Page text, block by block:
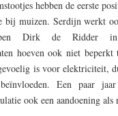
hebben de eerste
bij muizen. Serdijn werkt
Dirk de Ridder
hoeven ook niet
is voor elektriciteit,
Een paar
ook een aandoening als